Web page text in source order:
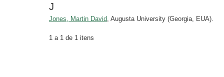
J
Jones, Martin David , Augusta University (Georgia, EUA).
1 a 1 de 1 itens